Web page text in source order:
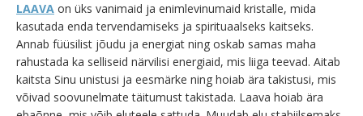
LAAVA on üks vanimaid ja enimlevinumaid kristalle, mida
kasutada enda tervendamiseks ja spirituaalseks kaitseks.
Annab füüsilist jõudu ja energiat ning oskab samas maha
rahustada ka selliseid närvilisi energiaid, mis liiga teevad. Aitab
kaitsta Sinu unistusi ja eesmärke ning hoiab ära takistusi, mis
võivad soovunelmate täitumust takistada. Laava hoiab ära